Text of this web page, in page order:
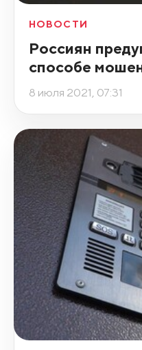
НОВОСТИ
Россиян
способе
8 июля 2021, 07:31